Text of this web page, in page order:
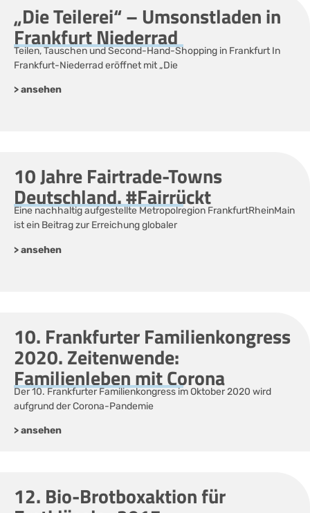
„Die Teilerei“ – Umsonstladen in
Frankfurt Niederrad
Teilen, Tauschen und Second-Hand-Shopping in Frankfurt In
Frankfurt-Niederrad eröffnet mit „Die
> ansehen
10 Jahre Fairtrade-Towns
Deutschland. #Fairrückt
Eine nachhaltig aufgestellte Metropolregion FrankfurtRheinMain
ist ein Beitrag zur Erreichung globaler
> ansehen
10. Frankfurter Familienkongress
2020. Zeitenwende:
Familienleben mit Corona
Der 10. Frankfurter Familienkongress im Oktober 2020 wird
aufgrund der Corona-Pandemie
> ansehen
12. Bio-Brotboxaktion für